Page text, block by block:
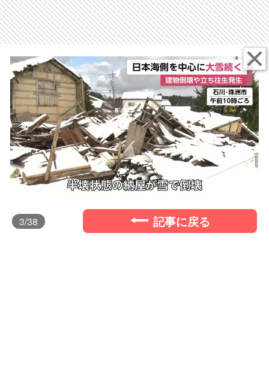
3/38 記事に戻る